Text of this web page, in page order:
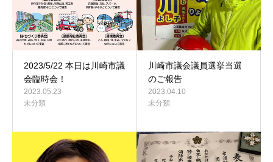
2023/5/22 本日は川崎市議
会臨時会！
2023.05.23
未分類
川崎市議会議員選挙当選
のご報告
2023.04.10
未分類